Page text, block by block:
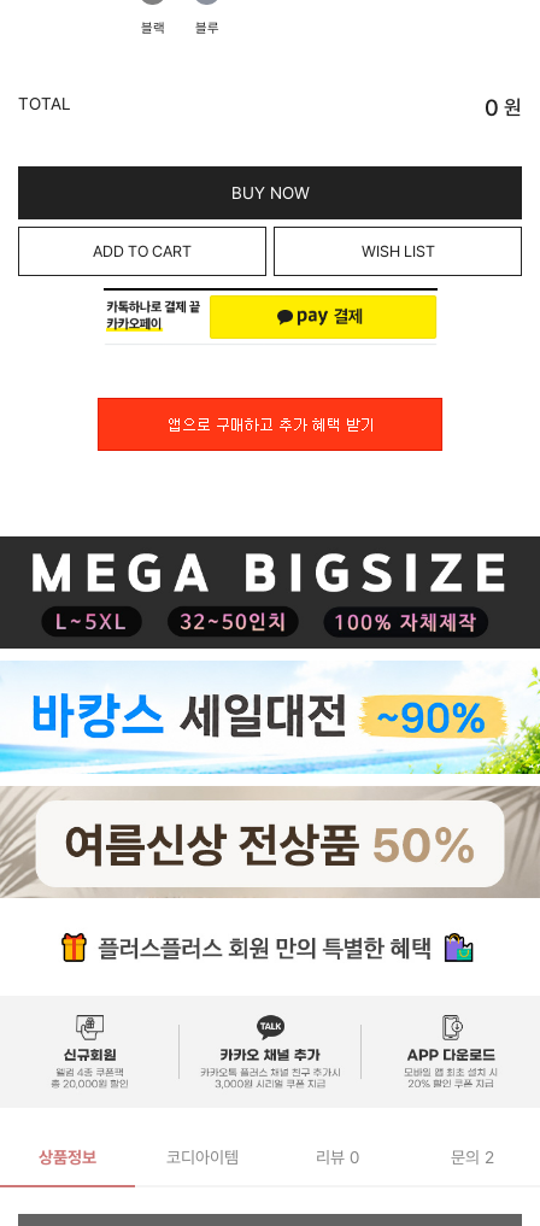
블랙 블루
TOTAL 0 원
BUY NOW
ADD TO CART WISH LIST
상품정보 코디아이템 리뷰 0 문의 2